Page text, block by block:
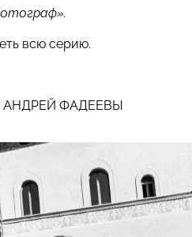
всю серию.
ФАДЕЕВЫ